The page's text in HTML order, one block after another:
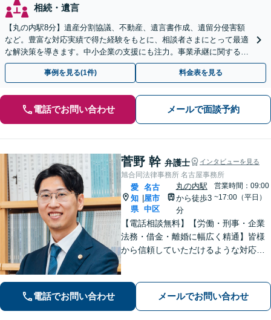
相続・遺言
【丸の内駅8分】遺産分割協議、不動産、遺言書作成、遺留分侵害額
など。豊富な対応実績で得た経験をもとに、相談者さまにとって最適
な解決策を導きます。中小企業の支援にも注力。事業承継に関する内
容もお気軽にご相談ください【初回面談無料】
事例を見る(1件) 料金表を見る
電話でお問い合わせ メールで面談予約
菅野 幹 弁護士 インタビューを見る
旭合同法律事務所 名古屋事務所
愛
知
県
名古
屋市
中区
丸の内駅
から徒歩3
分
営業時間：09:00
~17:00（平日）
【電話相談無料】【労働・刑事・企業
法務・借金・離婚に幅広く精通】皆様
から信頼していただけるような対応で
い！【WEB面談可】【丸の内駅3分】
電話でお問い合わせ メールでお問い合わせ